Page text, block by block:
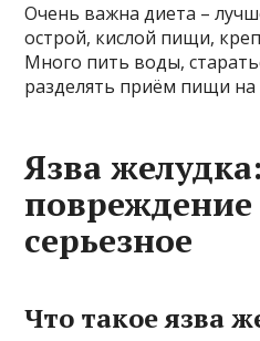
Очень важна диета –
острой, кислой пищи,
Много пить воды,
разделять приём пищи
Язва
серьезное
Что такое язва